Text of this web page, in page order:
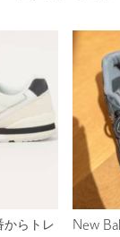
からトレ
New